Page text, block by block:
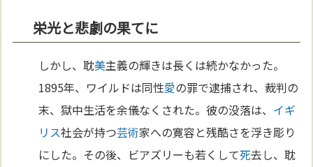
栄光と悲劇の果てに
しかし、耽美主義の輝きは長くは続かなかった。
1895年、ワイルドは同性愛の罪で逮捕され、裁判の
末、獄中生活を余儀なくされた。彼の没落は、 イギ
リス社会が持つ芸術家への寛容と残酷さを浮き彫り
にした。その後、ビアズリーも若くして死去し、耽